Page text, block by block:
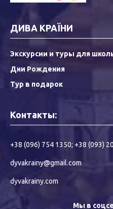
ДИВА КРАЇНИ
Экскурсии и туры для
Дни Рождения
Тур в подарок
Контакты:
+38 (096) 754 1350; +38 (093)
dyvakrainy@gmail.com
dyvakrainy.com
Мы в